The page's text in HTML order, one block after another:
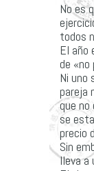
No es
todos
El año
de «no
Ni uno
pareja
que no
se
precio
Sin
lleva a